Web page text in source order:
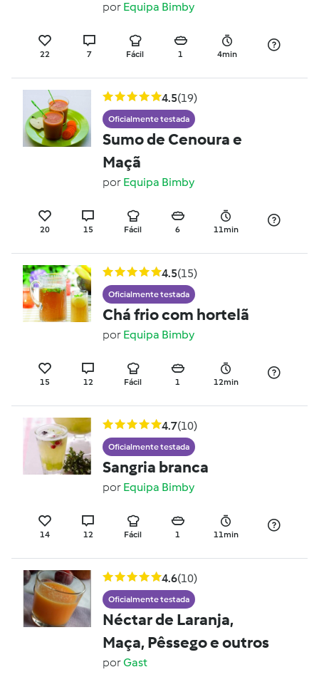
por Equipa Bimby
22 7 Fácil 1 4min
4.5(19)
Oficialmente testada
Sumo de Cenoura e
Maçã
por Equipa Bimby
20 15 Fácil 6 11min
4.5(15)
Oficialmente testada
Chá frio com hortelã
por Equipa Bimby
15 12 Fácil 1 12min
4.7(10)
Oficialmente testada
Sangria branca
por Equipa Bimby
14 12 Fácil 1 11min
4.6(10)
Oficialmente testada
Néctar de Laranja,
Maça, Pêssego e outros
porGast